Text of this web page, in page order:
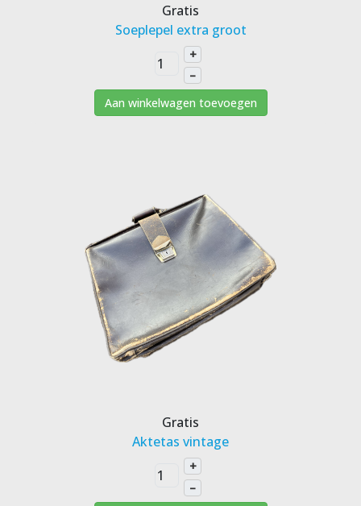
Gratis
Soeplepel extra groot
+
–
Aan winkelwagen toevoegen
Gratis
Aktetas vintage
+
–